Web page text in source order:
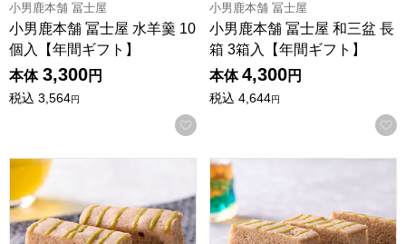
小男鹿本舗 冨士屋
小男鹿本舗 冨士屋 水羊羹 10
個入【年間ギフト】
本体 3,300円
税込 3,564円
お気に入りに登録する
小男鹿本舗 冨士屋
小男鹿本舗 冨士屋 和三盆 長
箱 3箱入【年間ギフト】
本体 4,300円
税込 4,644円
小男鹿本舗 冨士屋 小男鹿 個包装 9個入【年間ギフト】
小男鹿本舗 冨士屋 小男鹿 2